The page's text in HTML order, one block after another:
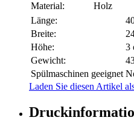
Material:
Holz
Länge:
Breite:
Höhe:
3
Gewicht:
Spülmaschinen geeignet
Laden Sie diesen Artikel